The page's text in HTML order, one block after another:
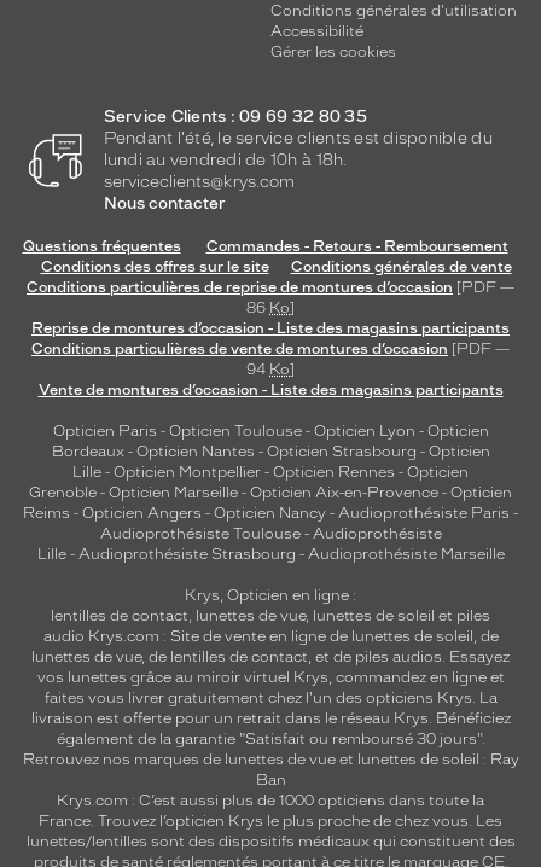
Conditions générales d'utilisation
Accessibilité
Gérer les cookies
Service Clients : 09 69 32 80 35
Pendant l'été, le service clients est disponible du
lundi au vendredi de 10h à 18h.
serviceclients@krys.com
Nous contacter
Questions fréquentes
Commandes - Retours - Remboursement
Conditions des offres sur le site
Conditions générales de vente
Conditions particulières de reprise de montures d’occasion [PDF —
86 Ko]
Reprise de montures d’occasion - Liste des magasins participants
Conditions particulières de vente de montures d’occasion [PDF —
94 Ko]
Vente de montures d’occasion - Liste des magasins participants
Opticien Paris - Opticien Toulouse- Opticien Lyon - Opticien
Bordeaux- Opticien Nantes - Opticien Strasbourg - Opticien
Lille - Opticien Montpellier - Opticien Rennes - Opticien
Grenoble - Opticien Marseille - Opticien Aix-en-Provence - Opticien
Reims - Opticien Angers - Opticien Nancy - Audioprothésiste Paris -
Audioprothésiste Toulouse- Audioprothésiste
Lille- Audioprothésiste Strasbourg - Audioprothésiste Marseille
Krys, Opticien en ligne :
lentilles de contact, lunettes de vue, lunettes de soleil et piles
audio Krys.com : Site de vente en ligne de lunettes de soleil, de
lunettes de vue, de lentilles de contact, et de piles audios. Essayez
vos lunettes grâce au miroir virtuel Krys, commandez en ligne et
faites vous livrer gratuitement chez l'un des opticiens Krys. La
livraison est offerte pour un retrait dans le réseau Krys. Bénéficiez
également de la garantie "Satisfait ou remboursé 30 jours".
Retrouvez nos marques de lunettes de vue et lunettes de soleil : Ray
Ban
Krys.com : C’est aussi plus de 1000 opticiens dans toute la
France. Trouvez l’opticien Krys le plus proche de chez vous. Les
lunettes/lentilles sont des dispositifs médicaux qui constituent des
produits de santé réglementés portant à ce titre le marquage CE.